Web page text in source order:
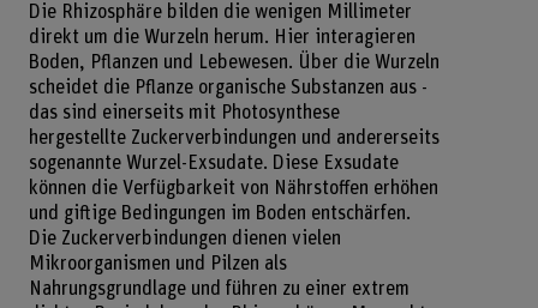
Die Rhizosphäre bilden die wenigen Millimeter
direkt um die Wurzeln herum. Hier interagieren
Boden, Pflanzen und Lebewesen. Über die Wurzeln
scheidet die Pflanze organische Substanzen aus -
das sind einerseits mit Photosynthese
hergestellte Zuckerverbindungen und andererseits
sogenannte Wurzel-Exsudate. Diese Exsudate
können die Verfügbarkeit von Nährstoffen erhöhen
und giftige Bedingungen im Boden entschärfen.
Die Zuckerverbindungen dienen vielen
Mikroorganismen und Pilzen als
Nahrungsgrundlage und führen zu einer extrem